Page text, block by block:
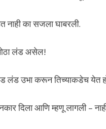
का सजला घाबरली.
मोठा लंड असेल!
लंड उभा करून तिच्याकडेच येत
दिला आणि म्हणू लागली –